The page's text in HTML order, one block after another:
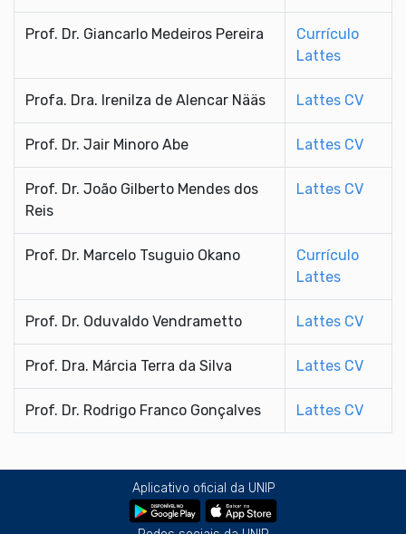
Prof. Dr. Giancarlo Medeiros Pereira
Currículo
Lattes
Profa. Dra. Irenilza de Alencar Nääs Lattes CV
Prof. Dr. Jair Minoro Abe Lattes CV
Prof. Dr. João Gilberto Mendes dos
Reis
Lattes CV
Prof. Dr. Marcelo Tsuguio Okano
Currículo
Lattes
Prof. Dr. Oduvaldo Vendrametto Lattes CV
Prof. Dra. Márcia Terra da Silva Lattes CV
Prof. Dr. Rodrigo Franco Gonçalves Lattes CV
Aplicativo oficial da UNIP